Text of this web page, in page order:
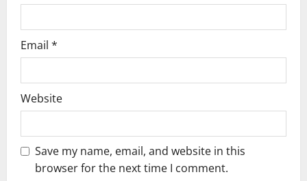
Email *
Website
Save my name, email, and website in this
browser for the next time I comment.